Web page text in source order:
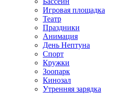
Игровая площадка
Театр
Праздники
Анимация
День Нептуна
Спорт
Кружки
Зоопарк
Кинозал
Утренняя зарядка